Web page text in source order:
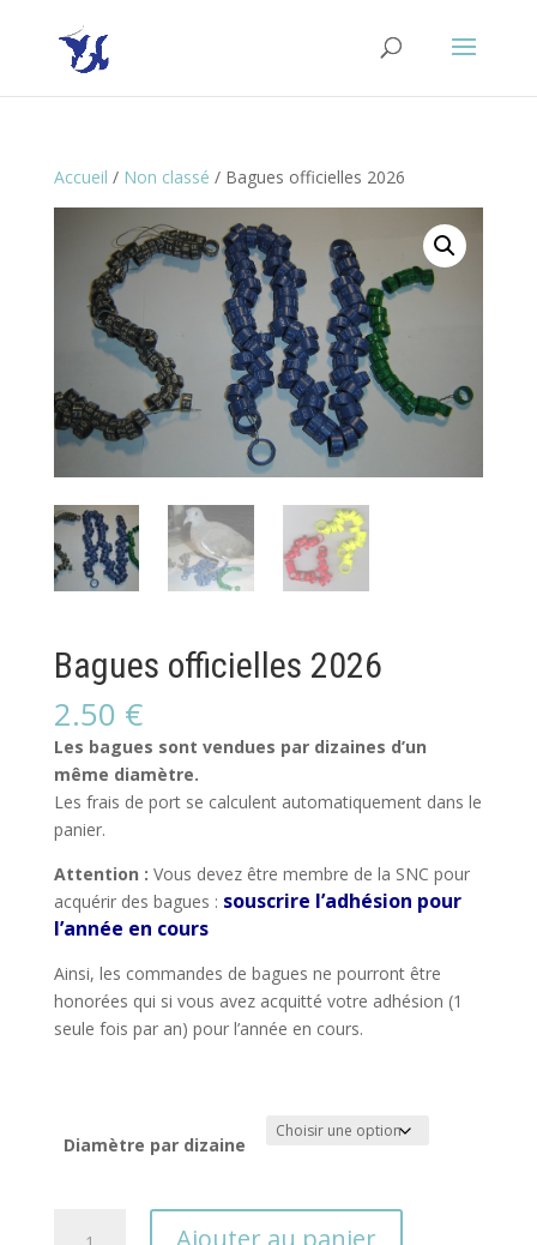
Accueil / Non classé / Bagues officielles 2026
Bagues officielles 2026
2.50 €
Les bagues sont vendues par dizaines d’un
même diamètre.
Les frais de port se calculent automatiquement dans le
panier.
Attention : Vous devez être membre de la SNC pour
acquérir des bagues : souscrire l’adhésion pour
l’année en cours
Ainsi, les commandes de bagues ne pourront être
honorées qui si vous avez acquitté votre adhésion (1
seule fois par an) pour l’année en cours.
Diamètre par dizaine
Ajouter au panier